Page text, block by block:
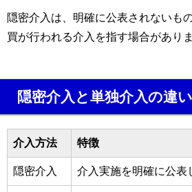
隠密介入は、明確に公表されないも
買が行われる介入を指す場合がありま
隠密介入と単独介入の違い
介入方法 特徴
隠密介入 介入実施を明確に公表